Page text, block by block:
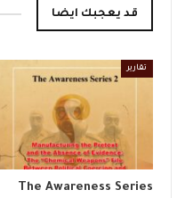
قد يعجبك ايضا
تقارير
The Awareness Series